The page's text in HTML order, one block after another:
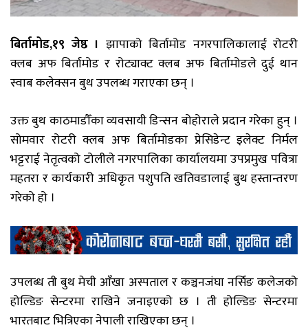
बिर्तामोड,१९ जेष्ठ । झापाको बिर्तामोड नगरपालिकालाई रोटरी
क्लब अफ बिर्तामोड र रोट्याक्ट क्लब अफ बिर्तामोडले दुई थान
स्वाब कलेक्सन बुथ उपलब्ध गराएका छन् ।
उक्त बुथ काठमाडौँका व्यवसायी डिन्सन बोहोराले प्रदान गरेका हुन् ।
सोमवार रोटरी क्लब अफ बिर्तामोडका प्रेसिडेन्ट इलेक्ट निर्मल
भट्टराई नेतृत्वको टोलीले नगरपालिका कार्यालयमा उपप्रमुख पवित्रा
महतरा र कार्यकारी अधिकृत पशुपति खतिवडालाई बुथ हस्तान्तरण
गरेको हो ।
उपलब्ध ती बुथ मेची आँखा अस्पताल र कञ्चनजंघा नर्सिङ कलेजको
होल्डिङ सेन्टरमा राखिने जनाइएको छ । ती होल्डिङ सेन्टरमा
भारतबाट भित्रिएका नेपाली राखिएका छन् ।